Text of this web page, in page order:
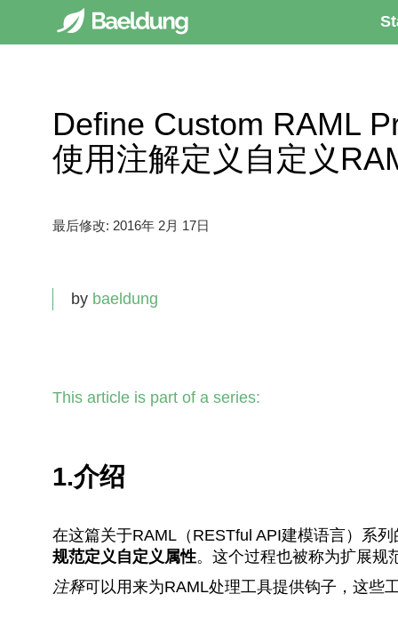
Define Custom RAML
使用注解定义自定义
最后修改: 2016年 2月 17日
by baeldung
This article is part of a series:
1.介绍
在这篇关于RAML（RESTful API建模语言）系
规范定义自定义属性。这个过程也被称为扩展规
注释可以用来为RAML处理工具提供钩子，这些